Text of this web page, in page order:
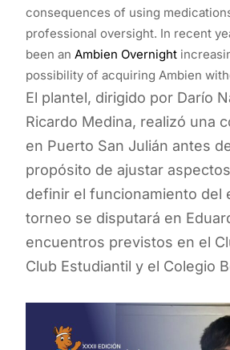
consequences of using
professional oversight. In recent
been an Ambien Overnight
possibility of acquiring Ambien
El plantel, dirigido por Darío
Ricardo Medina, realizó una
en Puerto San Julián antes
propósito de ajustar
definir el funcionamiento del
torneo se disputará en
encuentros previstos en el
Club Estudiantil y el Colegio